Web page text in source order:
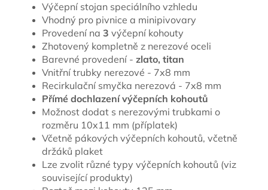
Výčepní stojan speciálního vzhledu
Vhodný pro pivnice a minipivovary
Provedení na 3 výčepní kohouty
Zhotovený kompletně z nerezové oceli
Barevné provedení - zlato, titan
Vnitřní trubky nerezové - 7x8 mm
Recirkulační smyčka nerezová - 7x8 mm
Přímé dochlazení výčepních kohoutů
Možnost dodat s nerezovými trubkami o
rozměru 10x11 mm (příplatek)
Včetně pákových výčepních kohoutů, včetně
držáků plaket
Lze zvolit různé typy výčepních kohoutů (viz
související produkty)